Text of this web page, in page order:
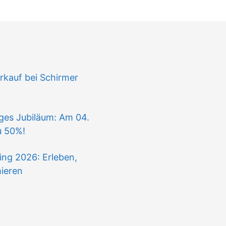
bei Schirmer
Jubiläum: Am 04.
50%!
2026: Erleben,